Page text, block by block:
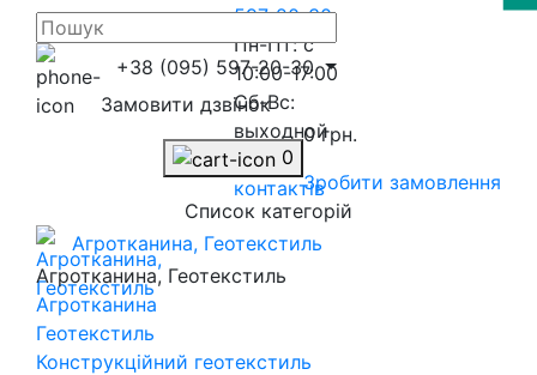
597-20-30
Пн-Пт: с
10:00-17:00
Сб-Вс:
выходной
До
контактів
+38 (095) 597-20-30
Замовити дзвінок
0
0 грн.
Зробити замовлення
Список категорій
Агротканина, Геотекстиль
Агротканина, Геотекстиль
Агротканина
Геотекстиль
Конструкційний геотекстиль